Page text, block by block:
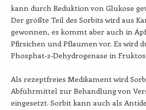
kann durch Reduktion von Glukose
Der größte Teil des Sorbits wird aus
gewonnen, es kommt aber auch in
Pfirsichen und Pflaumen vor. Es wird
Phosphat-2-Dehydrogenase in
Als rezeptfreies Medikament wird
Abführmittel zur Behandlung von
eingesetzt. Sorbit kann auch als